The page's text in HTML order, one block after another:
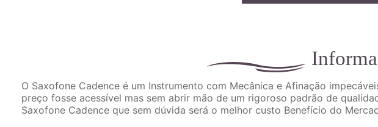
O Saxofone Cadence é um Instrumento com Mecânica e Afinação
preço fosse acessível mas sem abrir mão de um rigoroso padrão de
Saxofone Cadence que sem dúvida será o melhor custo Benefício do